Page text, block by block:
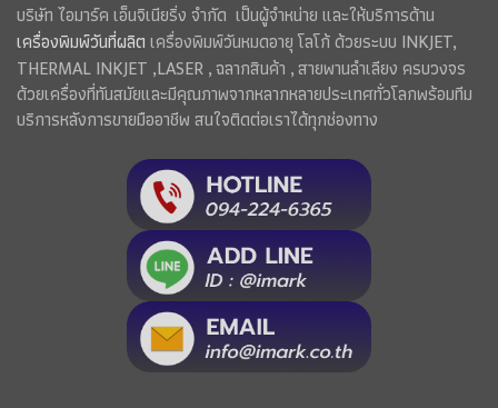
บริษัท ไอมาร์ค เอ็นจิเนียริ่ง จำกัด เป็นผู้จำหน่าย และให้บริการด้าน
เครื่องพิมพ์วันที่ผลิตเครื่องพิมพ์วันหมดอายุ โลโก้ ด้วยระบบ INKJET,
THERMAL INKJET ,LASER , ฉลากสินค้า , สายพานลำเลียง ครบวงจร
ด้วยเครื่องที่ทันสมัยและมีคุณภาพจากหลากหลายประเทศทั่วโลกพร้อมทีม
บริการหลังการขายมืออาชีพ สนใจติดต่อเราได้ทุกช่องทาง